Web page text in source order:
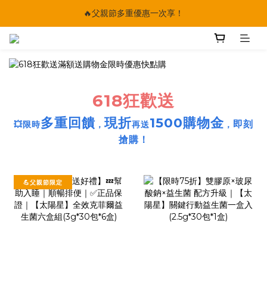
🔥父親節多重優惠一次享！
🔥父親節多重優惠一次享！
【快點學】線上課程平台正式上線！
🔥父親節多重優惠一次享！
618狂歡送
💥限時多重回饋 ，現折再送1500購物金 ， 即刻
搶購！
💪父親節限定